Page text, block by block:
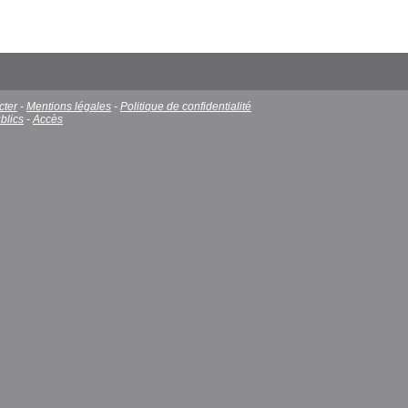
- Mentions légales - Politique de confidentialité
-Accès